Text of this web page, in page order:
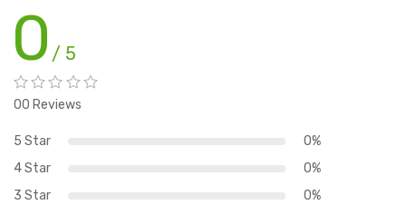
0 / 5
00 Reviews
5 Star
0%
4 Star
0%
3 Star
0%